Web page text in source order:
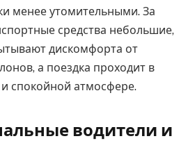
менее утомительными. За
средства небольшие,
дискомфорта от
а поездка проходит в
спокойной атмосфере.
водители и